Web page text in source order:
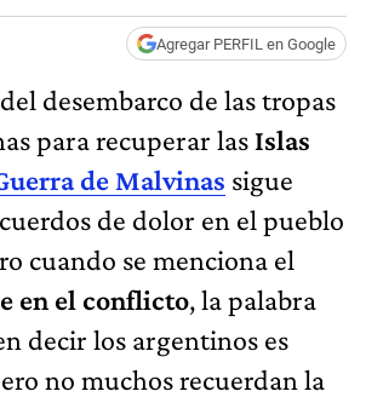
Agregar PERFIL en Google
desembarco de las tropas
para recuperar las Islas
de Malvinas sigue
de dolor en el pueblo
cuando se menciona el
en el conflicto, la palabra
decir los argentinos es
no muchos recuerdan la